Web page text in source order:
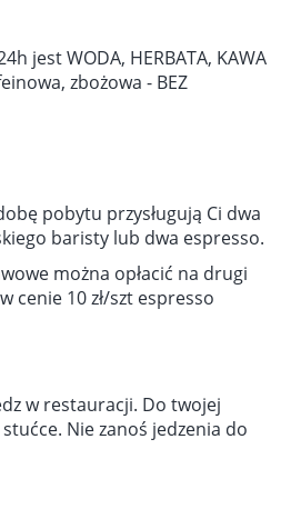
jest WODA, HERBATA, KAWA
zbożowa - BEZ
pobytu przysługują Ci dwa
baristy lub dwa espresso.
można opłacić na drugi
cenie 10 zł/szt espresso
w restauracji. Do twojej
Nie zanoś jedzenia do